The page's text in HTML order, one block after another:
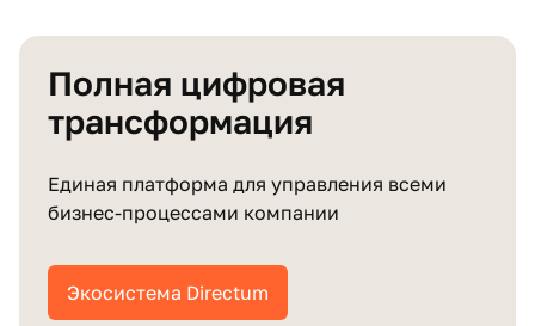
Полная цифровая
трансформация
Единая платформа для управления всеми
бизнес‑процессами компании
Экосистема Directum